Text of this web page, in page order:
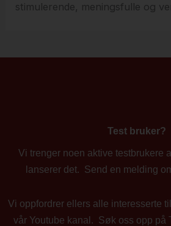
stimulerende, meningsfulle og
Test bruker?
Vi trenger noen aktive testbrukere
lanserer det. Send en melding
Vi oppfordrer ellers alle interesserte
vår Youtube kanal. Søk oss opp på